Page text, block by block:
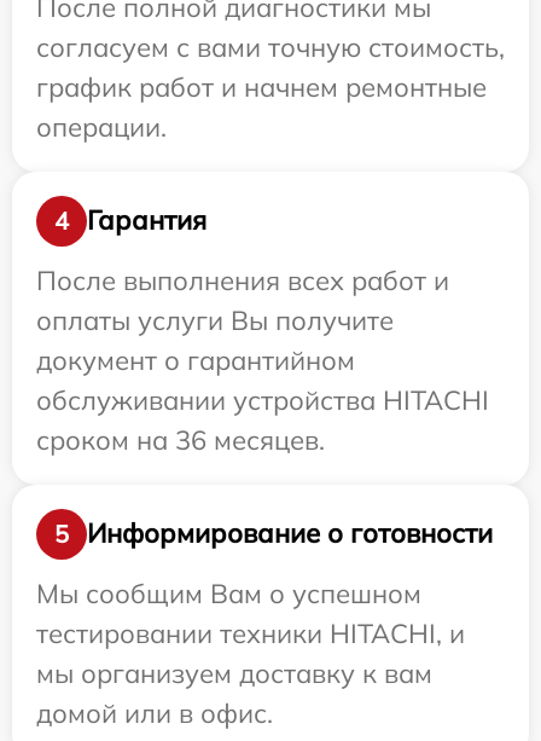
После полной диагностики мы
согласуем с вами точную стоимость,
график работ и начнем ремонтные
операции.
4
Гарантия
После выполнения всех работ и
оплаты услуги Вы получите
документ о гарантийном
обслуживании устройства HITACHI
сроком на 36 месяцев.
5
Информирование о готовности
Мы сообщим Вам о успешном
тестировании техники HITACHI, и
мы организуем доставку к вам
домой или в офис.